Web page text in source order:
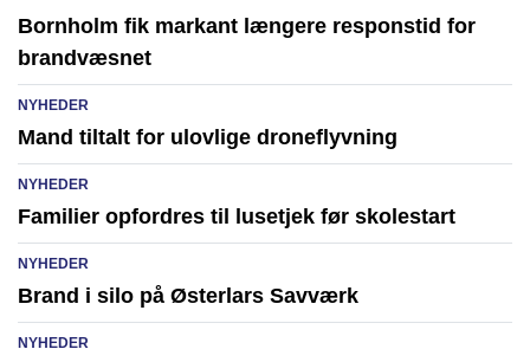
Bornholm fik markant længere responstid for
brandvæsnet
NYHEDER
Mand tiltalt for ulovlige droneflyvning
NYHEDER
Familier opfordres til lusetjek før skolestart
NYHEDER
Brand i silo på Østerlars Savværk
NYHEDER